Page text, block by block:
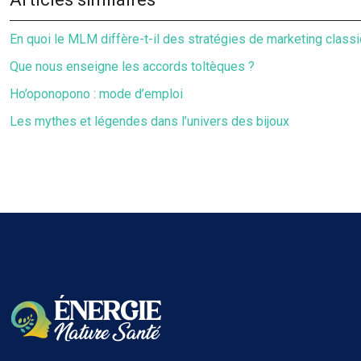
En quoi le MLM diffère-t-il des stratégies de marketing
Que nous enseigne les accords toltèques ?
Ho’oponopono : mode d’emploi
Les mythes et légendes dans l’univers des bijoux